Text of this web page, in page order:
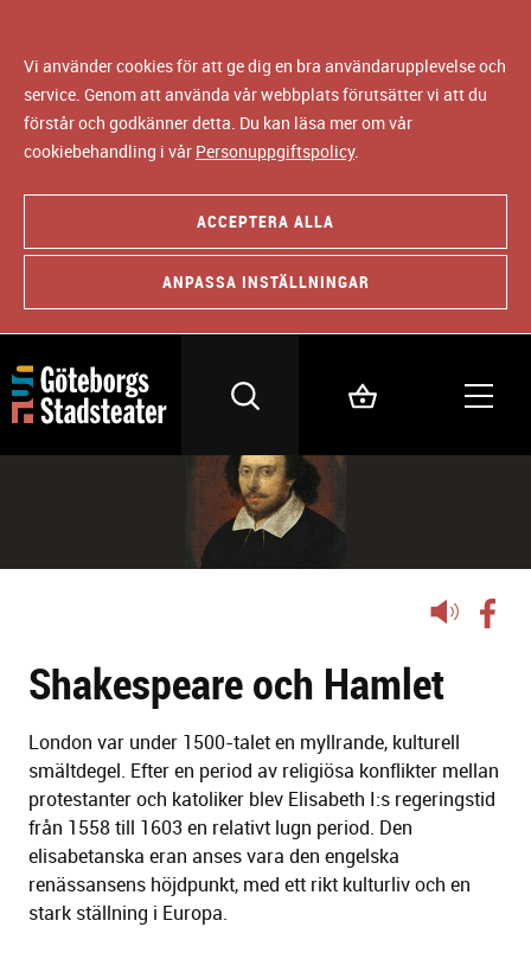
Vi använder cookies för att ge dig en bra användarupplevelse och
service. Genom att använda vår webbplats förutsätter vi att du
förstår och godkänner detta. Du kan läsa mer om vår
cookiebehandling i vår Personuppgiftspolicy.
ACCEPTERA ALLA
ANPASSA INSTÄLLNINGAR
Lyssna
Shakespeare och Hamlet
London var under 1500-talet en myllrande, kulturell
smältdegel. Efter en period av religiösa konflikter mellan
protestanter och katoliker blev Elisabeth I:s regeringstid
från 1558 till 1603 en relativt lugn period. Den
elisabetanska eran anses vara den engelska
renässansens höjdpunkt, med ett rikt kulturliv och en
stark ställning i Europa.